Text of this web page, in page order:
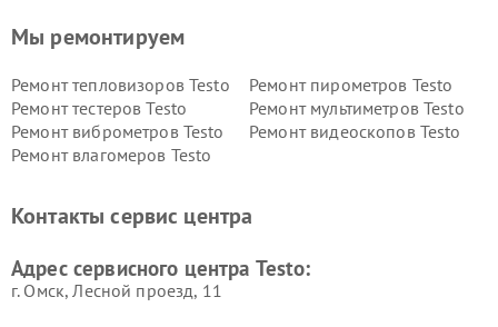
Мы ремонтируем
Ремонт тепловизоров Testo
Ремонт пирометров Testo
Ремонт тестеров Testo
Ремонт мультиметров Testo
Ремонт виброметров Testo
Ремонт видеоскопов Testo
Ремонт влагомеров Testo
Контакты сервис центра
Адрес сервисного центра Testo:
г. Омск, ​Лесной проезд, 11